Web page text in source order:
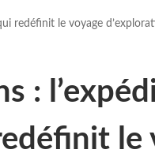
redéfinit le voyage
:
le